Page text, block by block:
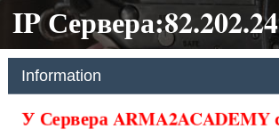
IP
Information
У Сервера ARMA2ACADEMY